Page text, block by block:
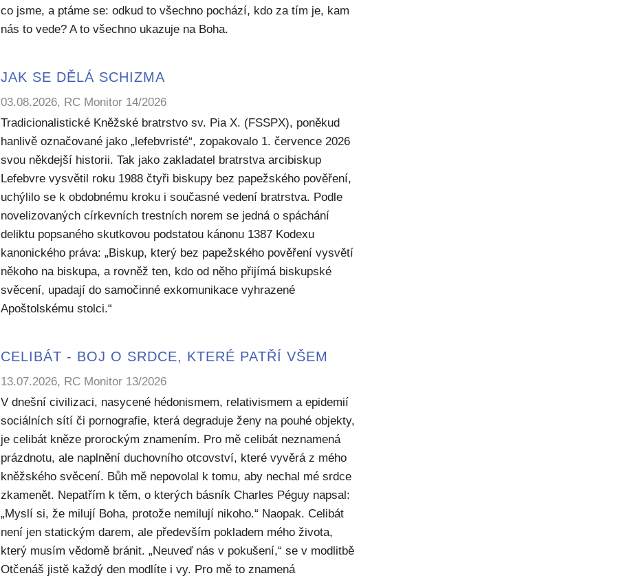
co jsme, a ptáme se: odkud to všechno pochází, kdo za tím je, kam
nás to vede? A to všechno ukazuje na Boha.
JAK SE DĚLÁ SCHIZMA
03.08.2026, RC Monitor 14/2026
Tradicionalistické Kněžské bratrstvo sv. Pia X. (FSSPX), poněkud
hanlivě označované jako „lefebvristé“, zopakovalo 1. července 2026
svou někdejší historii. Tak jako zakladatel bratrstva arcibiskup
Lefebvre vysvětil roku 1988 čtyři biskupy bez papežského pověření,
uchýlilo se k obdobnému kroku i současné vedení bratrstva. Podle
novelizovaných církevních trestních norem se jedná o spáchání
deliktu popsaného skutkovou podstatou kánonu 1387 Kodexu
kanonického práva: „Biskup, který bez papežského pověření vysvětí
někoho na biskupa, a rovněž ten, kdo od něho přijímá biskupské
svěcení, upadají do samočinné exkomunikace vyhrazené
Apoštolskému stolci.“
CELIBÁT - BOJ O SRDCE, KTERÉ PATŘÍ VŠEM
13.07.2026, RC Monitor 13/2026
V dnešní civilizaci, nasycené hédonismem, relativismem a epidemií
sociálních sítí či pornografie, která degraduje ženy na pouhé objekty,
je celibát kněze prorockým znamením. Pro mě celibát neznamená
prázdnotu, ale naplnění duchovního otcovství, které vyvěrá z mého
kněžského svěcení. Bůh mě nepovolal k tomu, aby nechal mé srdce
zkamenět. Nepatřím k těm, o kterých básník Charles Péguy napsal:
„Myslí si, že milují Boha, protože nemilují nikoho.“ Naopak. Celibát
není jen statickým darem, ale především pokladem mého života,
který musím vědomě bránit. „Neuveď nás v pokušení,“ se v modlitbě
Otčenáš jistě každý den modlíte i vy. Pro mě to znamená